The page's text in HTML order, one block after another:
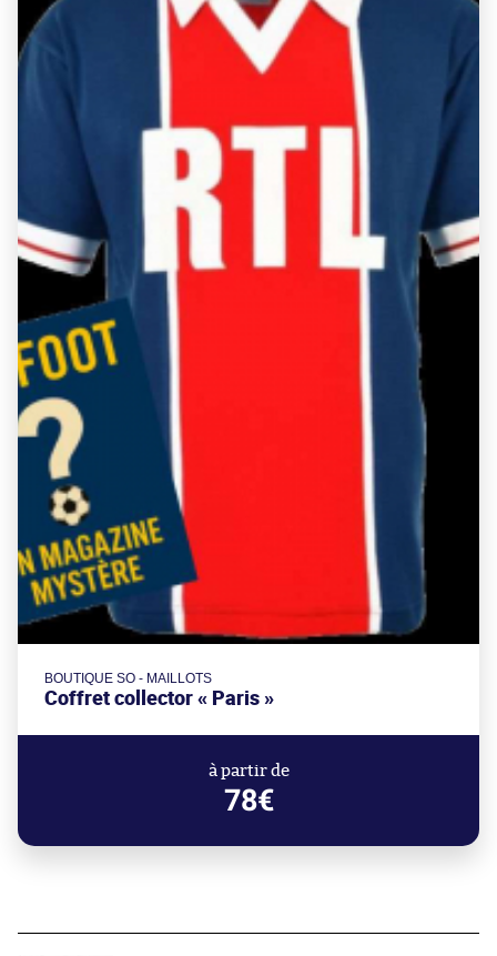
BOUTIQUE SO - MAILLOTS
Coffret collector « Paris »
à partir de
78€